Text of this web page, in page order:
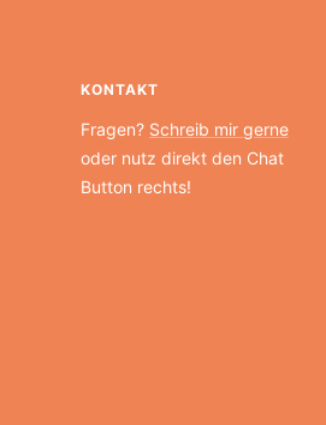
KONTAKT
Fragen? Schreib mir gerne
oder nutz direkt den Chat
Button rechts!